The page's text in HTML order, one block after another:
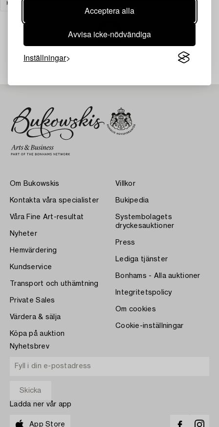
Acceptera alla
Avvisa icke-nödvändiga
Inställningar
KLOCKOR & UR
Om Bukowskis
Kontakta våra specialister
Våra Fine Art-resultat
Nyheter
Hemvärdering
Kundservice
Transport och uthämtning
Private Sales
Värdera & sälja
Köpa på auktion
Villkor
Bukipedia
Systembolagets
dryckesauktioner
Press
Lediga tjänster
Bonhams - Alla auktioner
Integritetspolicy
Om cookies
Cookie-inställningar
Nyhetsbrev
Ladda ner vår app
App Store